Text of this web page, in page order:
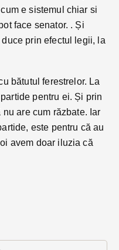
e sistemul chiar si
face senator. . Și
prin efectul legii, la
bătutul ferestrelor. La
pentru ei. Și prin
are cum răzbate. Iar
este pentru că au
avem doar iluzia că